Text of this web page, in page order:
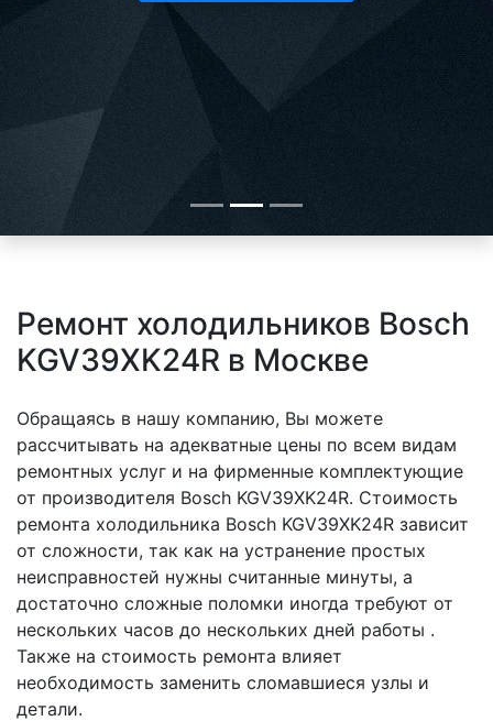
Ремонт холодильников Bosch
KGV39XK24R в Москве
Обращаясь в нашу компанию, Вы можете
рассчитывать на адекватные цены по всем видам
ремонтных услуг и на фирменные комплектующие
от производителя Bosch KGV39XK24R. Стоимость
ремонта холодильника Bosch KGV39XK24R зависит
от сложности, так как на устранение простых
неисправностей нужны считанные минуты, а
достаточно сложные поломки иногда требуют от
нескольких часов до нескольких дней работы .
Также на стоимость ремонта влияет
необходимость заменить сломавшиеся узлы и
детали.